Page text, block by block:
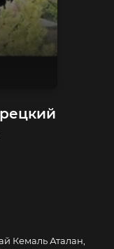
Кемаль Аталан,